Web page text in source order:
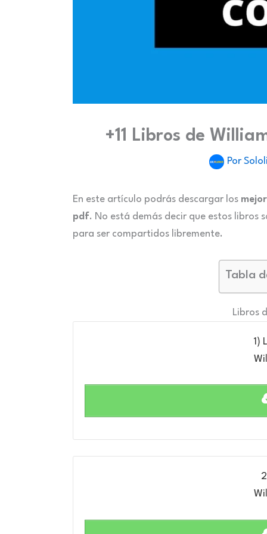
+11 Libros de
Por
En este artículo podrás descargar los
pdf. No está demás decir que estos libros
para ser compartidos libremente.
Tabla
Libros
1)